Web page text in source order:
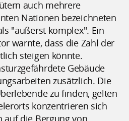
auch mehrere
Nationen bezeichneten
"äußerst komplex". Ein
warnte, dass die Zahl der
steigen könnte.
Gebäude
zusätzlich. Die
zu finden, gelten
konzentrieren sich
auf die Bergung von